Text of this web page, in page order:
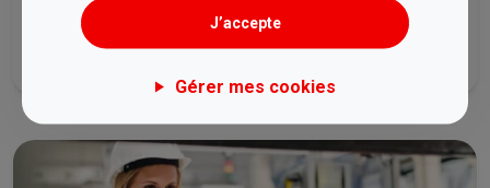
Lancez un chat
Tous les jours de la semaine de 8:00 à 21:30 et le samedi de 9:00 à
J’accepte
Gérer mes cookies